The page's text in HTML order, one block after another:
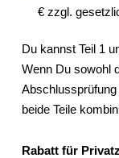
€ zzgl.
Du kannst Teil 1
Wenn Du sowohl
beide Teile
Rabatt für